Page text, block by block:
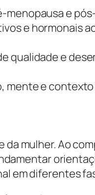
menopausa e
e hormonais
qualidade e
mente e
da mulher. Ao
em diferentes